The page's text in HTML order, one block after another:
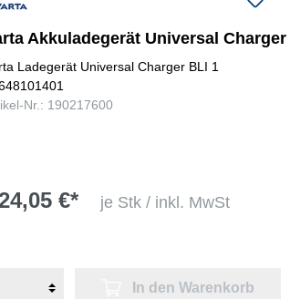
Akkuladegerät Universal Charger
Ladegerät Universal Charger BLI 1
Nr.: 190217600
€* je Stk / inkl. MwSt
In den Warenkorb